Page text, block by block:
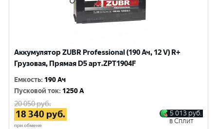
Аккумулятор ZUBR Professional (190 Ач, 12 V) R+
Грузовая, Прямая D5 арт.ZPT1904F
Емкость: 190 Ач
Пусковой ток: 1250 A
20 050руб.
18 340 руб.
при обмене
5 013 руб.
в Сплит